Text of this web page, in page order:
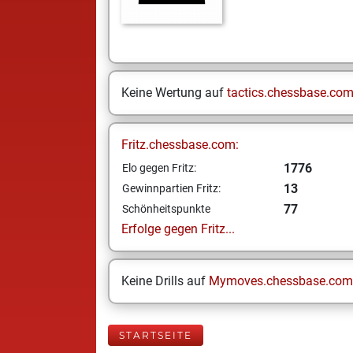
Keine Wertung auf tactics.chessbase.com
Fritz.chessbase.com:
Elo gegen Fritz: 1776
Gewinnpartien Fritz: 13
Schönheitspunkte
77
Erfolge gegen Fritz...
Keine Drills auf Mymoves.chessbase.com
STARTSEITE